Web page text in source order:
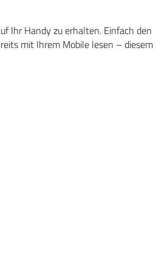
Ihr Handy zu erhalten. Einfach den
mit Ihrem Mobile lesen – diesem